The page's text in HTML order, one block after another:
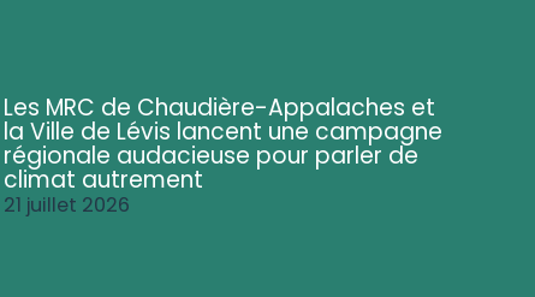
Les MRC de Chaudière-Appalaches et
la Ville de Lévis lancent une campagne
régionale audacieuse pour parler de
climat autrement
21 juillet 2026